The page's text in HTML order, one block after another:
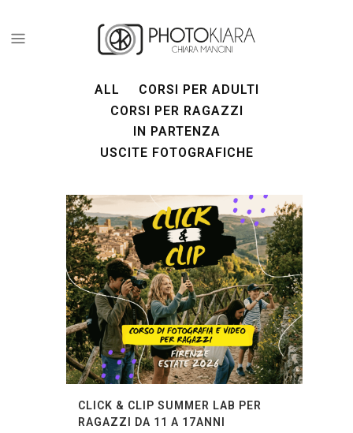
ALL
CORSI PER ADULTI
CORSI PER RAGAZZI
IN PARTENZA
USCITE FOTOGRAFICHE
CLICK & CLIP SUMMER LAB PER
RAGAZZI DA 11 A 17ANNI